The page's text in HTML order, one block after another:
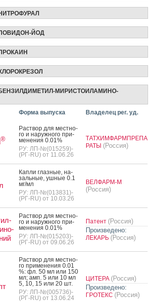
ЙОД
МИРИСТОИЛАМИНО-
Форма выпуска Владелец рег. уд.
®
Рас­твор для мес­тно­
го и на­руж­но­го при­
мене­ния 0.01%
РУ: ЛП-№(015259)-
(РГ-RU) от 11.06.26
ТАТХИМФАРМПРЕПА
РАТЫ (Россия)
Кап­ли глаз­ные, на­
заль­ные, уш­ные 0.1
мг/мл
РУ: ЛП-№(013831)-
(РГ-RU) от 10.03.26
ВЕЛФАРМ-М
(Россия)
Рас­твор для мес­тно­
го и на­руж­но­го при­
мене­ния 0.01%
РУ: ЛП-№(015203)-
(РГ-RU) от 09.06.26
Патент (Россия)
Произведено:
ЛЕКАРЬ (Россия)
Рас­твор для мес­тно­
го при­мене­ния 0.01
%: фл. 50 мл или 150
мл; амп. 5 или 10 мл
5, 10, 15 или 20 шт.
РУ: ЛП-№(005736)-
(РГ-RU) от 13.06.24
ЦИТЕРА (Россия)
Произведено:
ГРОТЕКС (Россия)